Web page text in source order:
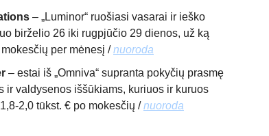
– „Luminor“ ruošiasi vasarai ir ieško
birželio 26 iki rugpjūčio 29 dienos, už ką
per mėnesį /nuoroda
– estai iš „Omniva“ supranta pokyčių prasmę
ir valdysenos iššūkiams, kuriuos ir kuruos
2,0 tūkst. € po mokesčių /nuoroda